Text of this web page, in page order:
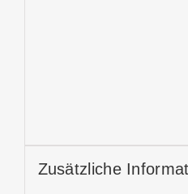
Zusätzliche